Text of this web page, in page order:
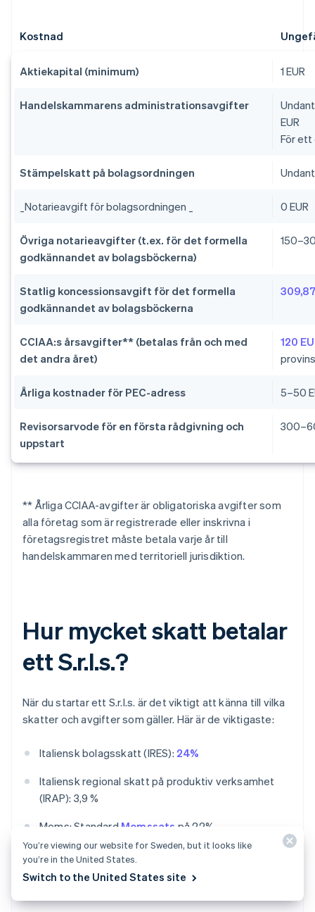
Kostnad
Aktiekapital (minimum) 1 EUR
Handelskammarens administrationsavgifter
EUR
För ett
Stämpelskatt på bolagsordningen
Notarieavgift för bolagsordningen _ 0 EUR
Övriga notarieavgifter (t.ex. för det formella
godkännandet av bolagsböckerna)
Statlig koncessionsavgift för det formella
godkännandet av bolagsböckerna
CCIAA:s årsavgifter** (betalas från och med
det andra året)
120
Årliga kostnader för PEC-adress 5–50
Revisorsarvode för en första rådgivning och
uppstart
** Årliga CCIAA-avgifter är obligatoriska avgifter som
alla företag som är registrerade eller inskrivna i
företagsregistret måste betala varje år till
handelskammaren med territoriell jurisdiktion.
Hur mycket skatt betalar
ett S.r.l.s.?
När du startar ett S.r.l.s. är det viktigt att känna till vilka
skatter och avgifter som gäller. Här är de viktigaste:
Italiensk bolagsskatt (IRES): 24%
Italiensk regional skatt på produktiv verksamhet
(IRAP): 3,9 %
Moms: Standard Momssats på 22%.
Källskatt på utdelning: 26 %
INPS: Minst 24%.
You’re viewing our website for Sweden, but it looks like
you’re in the United States.
Switch to the United States site